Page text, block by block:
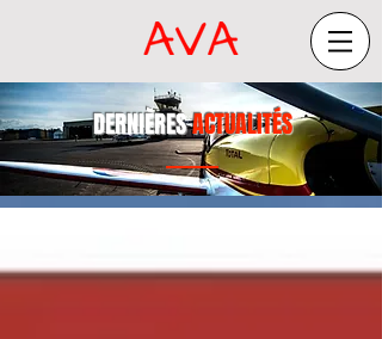
DERNIÈRESACTUALITÉS